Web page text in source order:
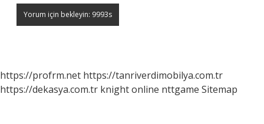
https://profrm.net https://tanriverdimobilya.com.tr
https://dekasya.com.tr knight online nttgame Sitemap